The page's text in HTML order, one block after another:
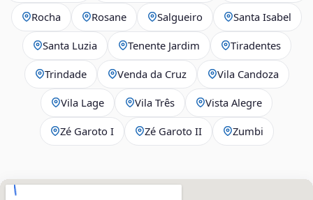
Rocha Rosane Salgueiro Santa Isabel
Santa Luzia Tenente Jardim Tiradentes
Trindade Venda da Cruz Vila Candoza
Vila Lage Vila Três Vista Alegre
Zé Garoto I Zé Garoto II Zumbi